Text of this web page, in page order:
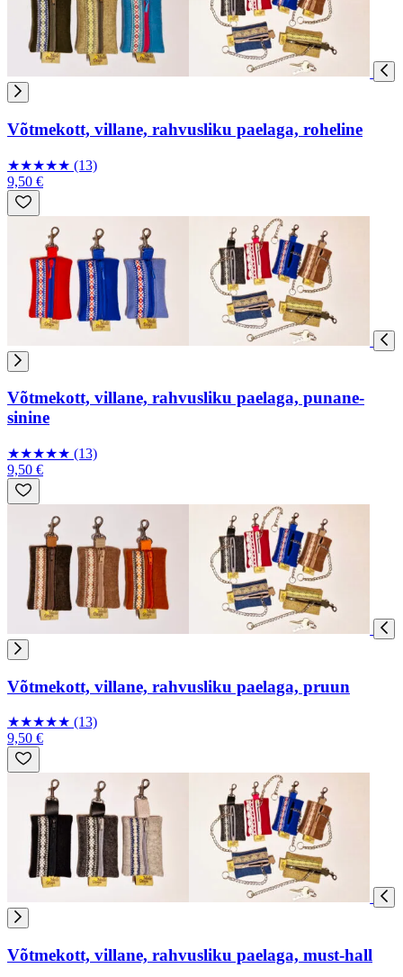
Võtmekott, villane, rahvusliku paelaga, roheline
★★★★★ (13)
9,50 €
Võtmekott, villane, rahvusliku paelaga, punane-
sinine
★★★★★ (13)
9,50 €
Võtmekott, villane, rahvusliku paelaga, pruun
★★★★★ (13)
9,50 €
Võtmekott, villane, rahvusliku paelaga, must-hall